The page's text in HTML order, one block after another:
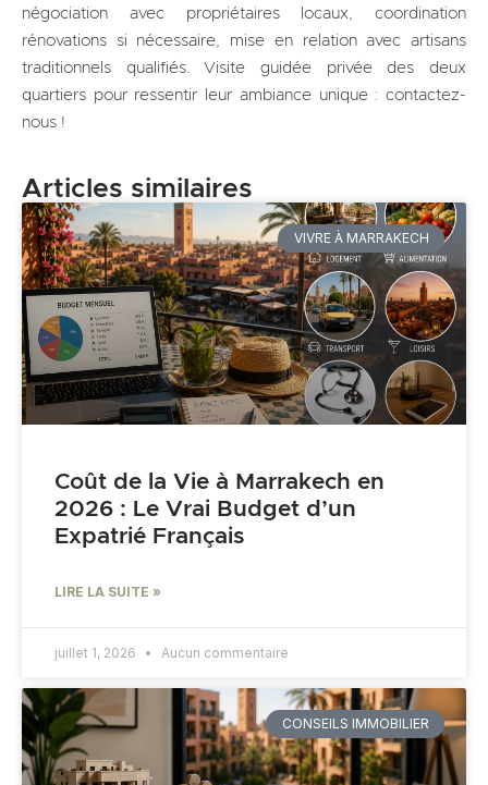
négociation avec propriétaires locaux, coordination
rénovations si nécessaire, mise en relation avec artisans
traditionnels qualifiés. Visite guidée privée des deux
quartiers pour ressentir leur ambiance unique : contactez-
nous !
Articles similaires
VIVRE À MARRAKECH
Coût de la Vie à Marrakech en
2026 : Le Vrai Budget d’un
Expatrié Français
LIRE LA SUITE »
juillet 1, 2026 Aucun commentaire
CONSEILS IMMOBILIER